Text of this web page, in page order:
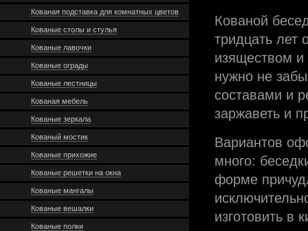
Кованая подставка для комнатных цветов
Кованые столы и стулья
Кованые лавочки
Кованые ограды
Кованые лестницы
Кованая мебель
Кованые зеркала
Кованый мостик
Кованые прихожие
Кованые решетки на окна
Кованые мангалы
Кованые вешалки
Кованые полки
Кованой
тридцать лет
изяществом и
нужно не
составами и
заржаветь и
Вариантов
много:
форме
изготовить в